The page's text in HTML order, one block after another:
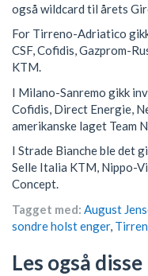
også wildcard til årets
For Tirreno-Adriatico
CSF, Cofidis, Gazprom-
KTM.
I Milano-Sanremo gikk
Cofidis, Direct Energie,
amerikanske laget Team
I Strade Bianche ble det
Selle Italia KTM, Nippo-
Concept.
Tagget med: August
sondre holst enger,
Les også disse